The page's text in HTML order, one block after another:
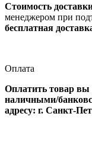
Стоимость
менеджером при
бесплатная
Оплата
Оплатить товар вы
наличными/
адресу: г. Санкт-